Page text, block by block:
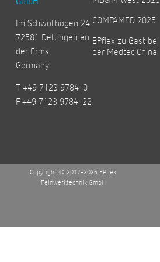
Im Schwöllbogen 24
72581 Dettingen an
der Erms
Germany
T +49 7123 9784-0
F +49 7123 9784-22
COMPAMED 2025
EPflex zu Gast bei
der Medtec China
Copyright © 2017-2026 EPflex
Feinwerktechnik GmbH